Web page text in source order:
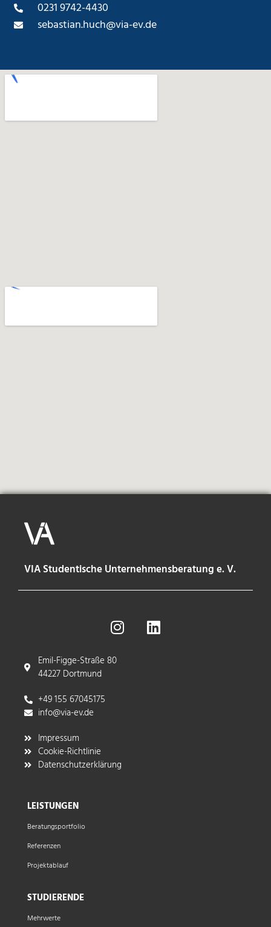
0231 9742-4430
sebastian.huch@via-ev.de
VIA Studentische Unternehmensberatung e. V.
Emil-Figge-Straße 80
44227 Dortmund
+49 155 67045175
info@via-ev.de​
Impressum
Cookie-Richtlinie
Datenschutzerklärung
LEISTUNGEN
Beratungsportfolio
Referenzen
Projektablauf
STUDIERENDE
Mehrwerte